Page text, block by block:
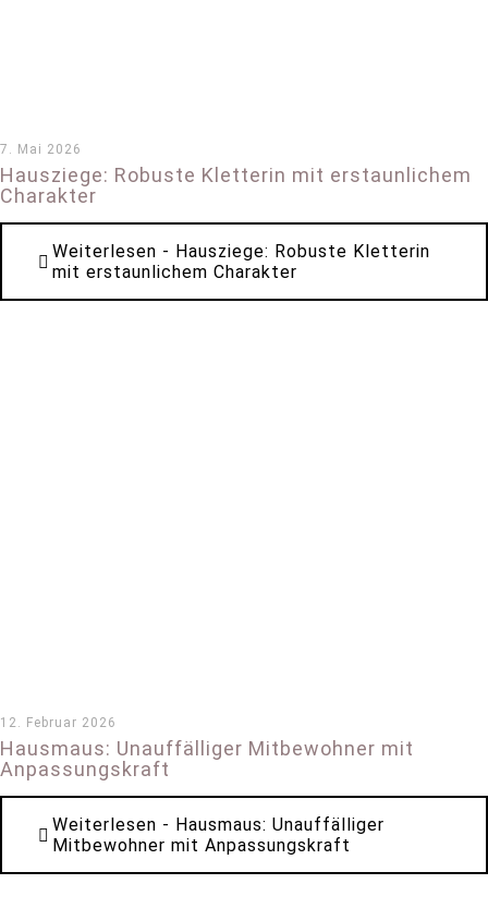
7. Mai 2026
Hausziege: Robuste Kletterin mit erstaunlichem
Charakter
Weiterlesen - Hausziege: Robuste Kletterin
mit erstaunlichem Charakter
12. Februar 2026
Hausmaus: Unauffälliger Mitbewohner mit
Anpassungskraft
Weiterlesen - Hausmaus: Unauffälliger
Mitbewohner mit Anpassungskraft